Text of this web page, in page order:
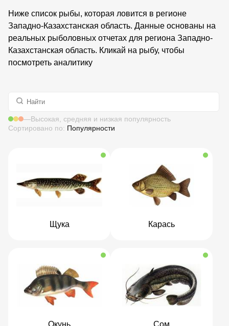
Ниже список рыбы, которая ловится в регионе
Западно-Казахстанская область. Данные основаны на
реальных рыболовных отчетах для региона Западно-
Казахстанская область. Кликай на рыбу, чтобы
посмотреть аналитику
—Высокая, средняя и низкая популярность
Сортировано по: Популярности
Щука Карась
Окунь Сом